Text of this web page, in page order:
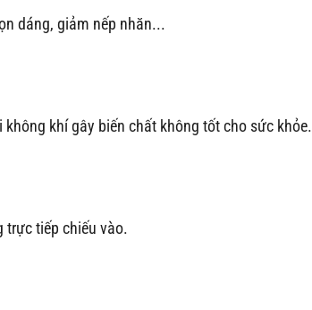
dáng, giảm nếp nhăn...
khí gây biến chất không tốt cho sức khỏe.
trực tiếp chiếu vào.